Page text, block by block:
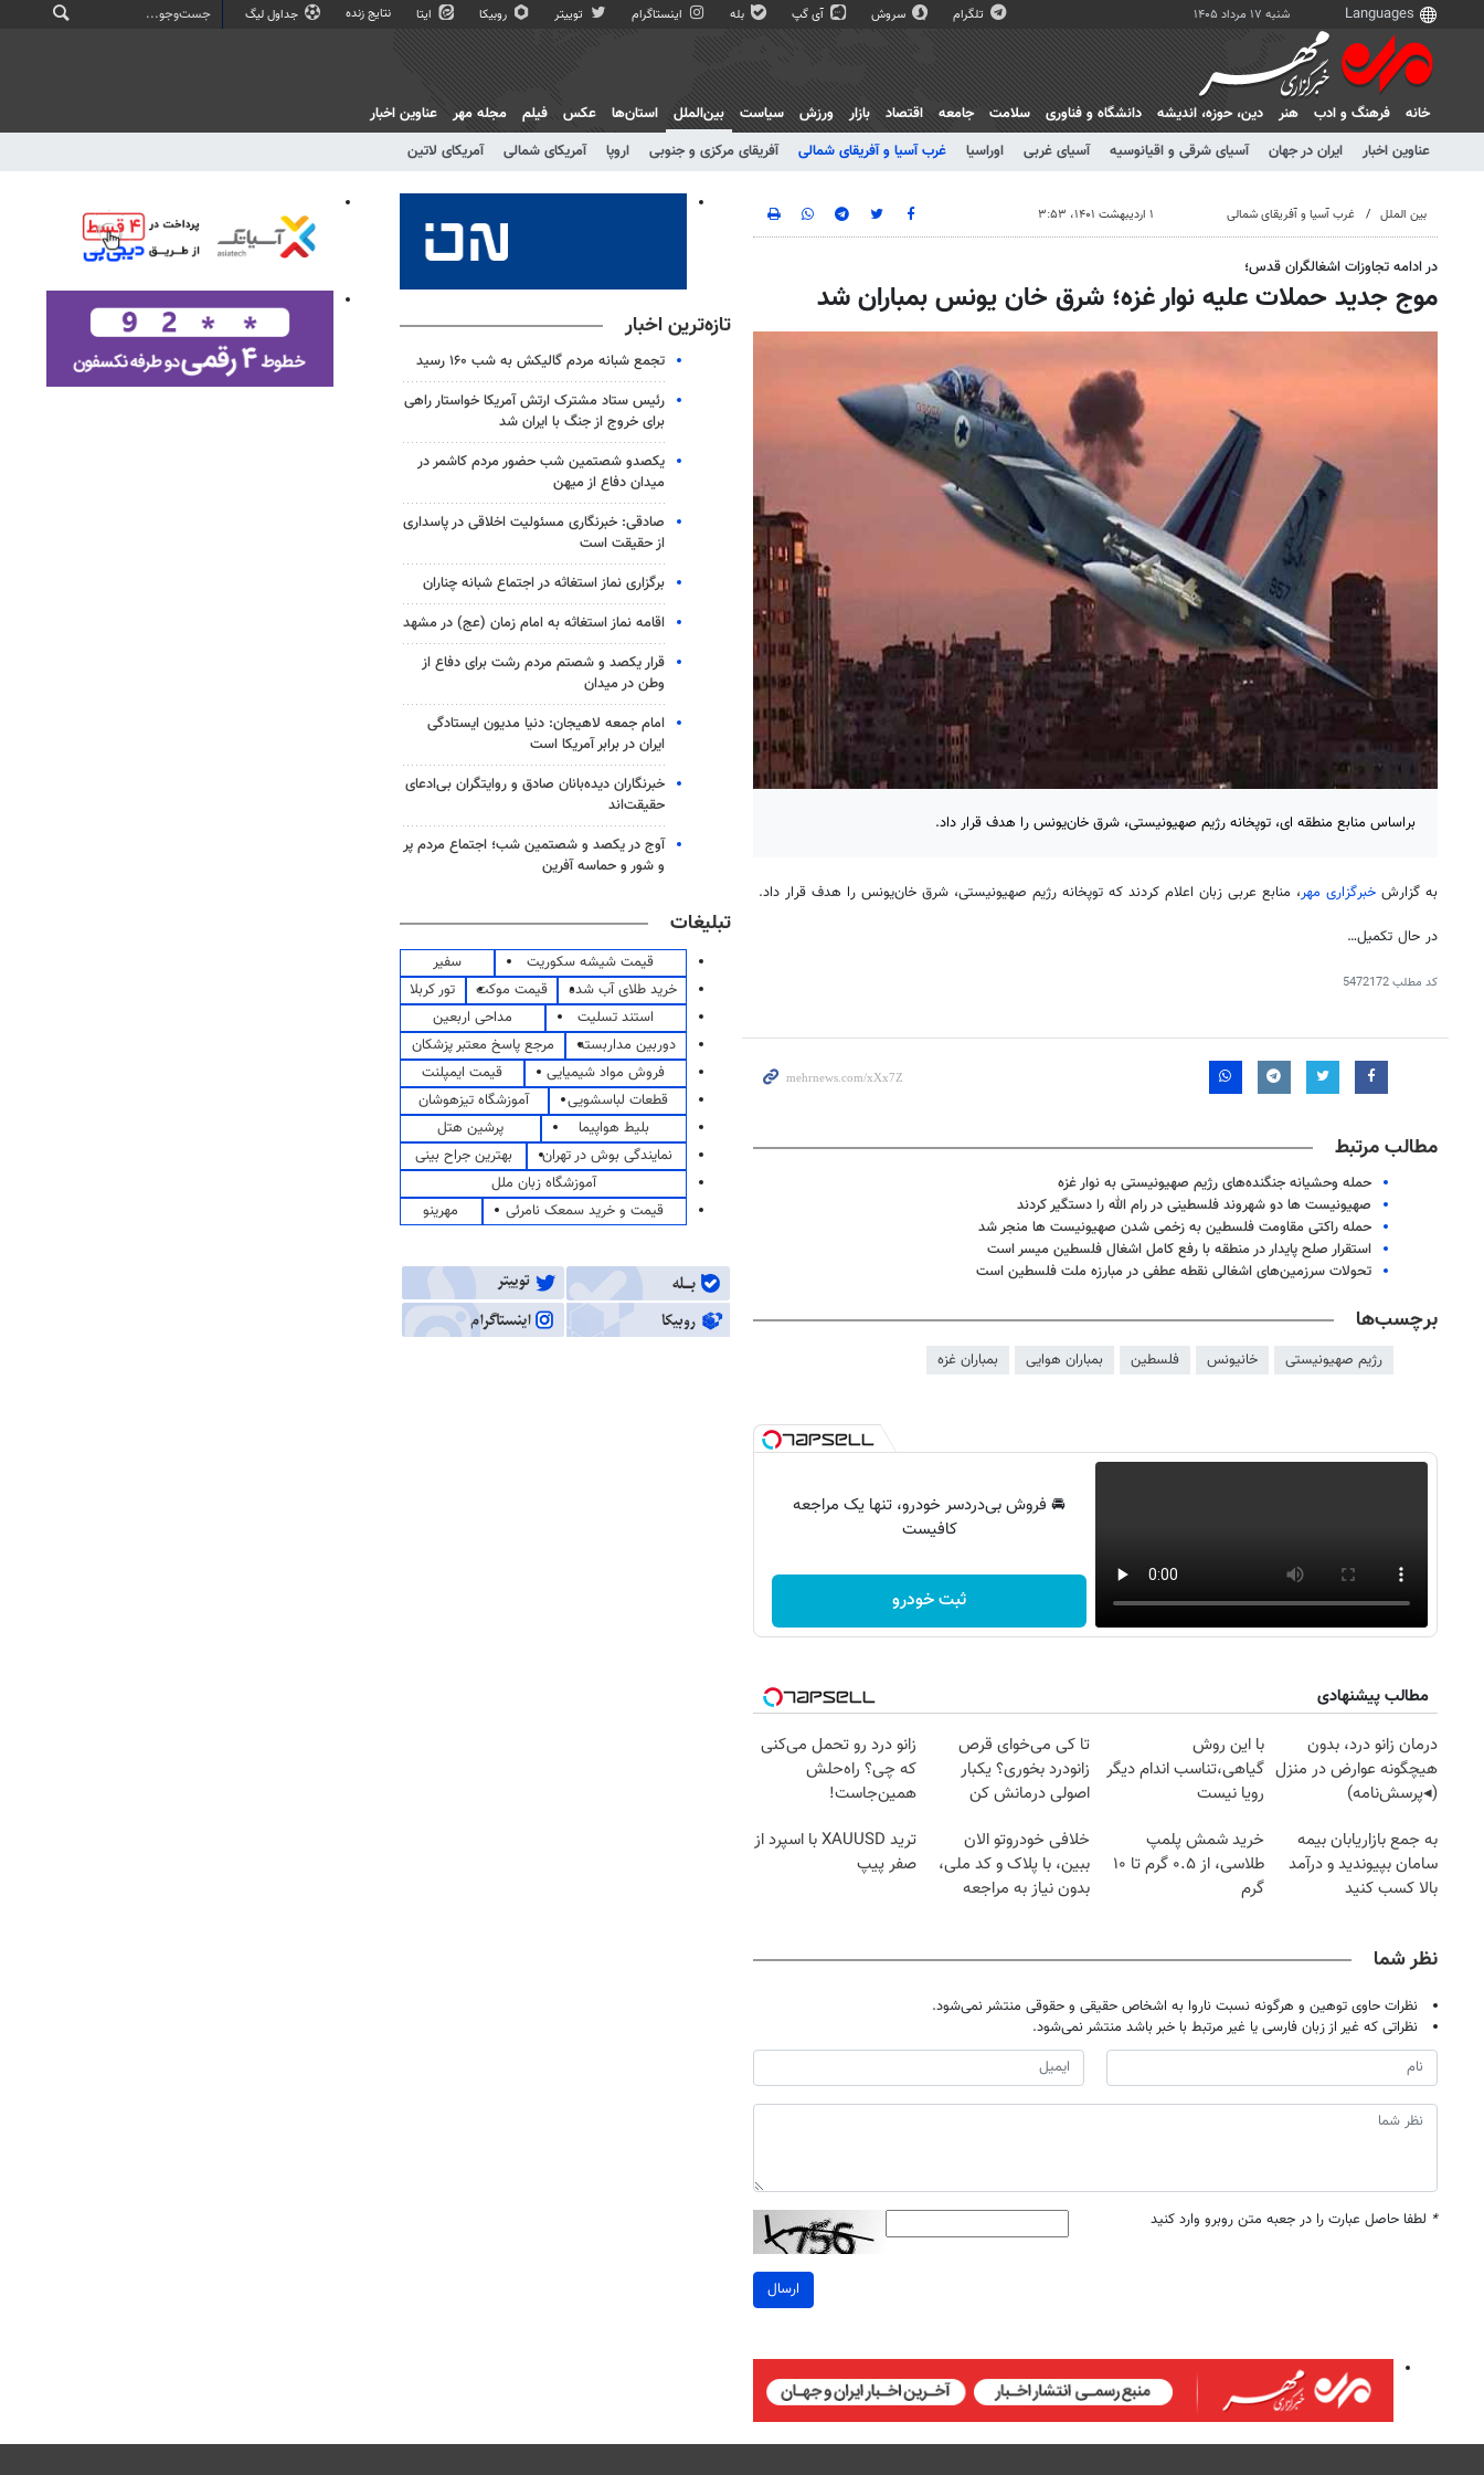
شنبه ۱۷ مرداد ۱۴۰۵ تلگرام سروش آی گپ بله اینستاگرام توییتر روبیکا ایتا نتایج زنده جداول لیگ
خانه فرهنگ و ادب هنر دين، حوزه، انديشه دانشگاه و فناوری سلامت جامعه اقتصاد بازار ورزش سیاست
بین‌الملل
عناوین اخبار
ایران در جهان آسیای شرقی و اقیانوسیه آسیای غربی اوراسیا غرب آسیا و آفریقای شمالی آفریقای مرکزی و جنوبی اروپا آمریکای شمالی آمریکای لاتین
استان‌ها عکس فیلم مجله مهر عناوین اخبار
بین الملل غرب آسیا و آفریقای شمالی ۱ اردیبهشت ۱۴۰۱، ۳:۵۳
در ادامه تجاوزات اشغالگران قدس؛
موج جدید حملات علیه نوار غزه؛ شرق خان یونس بمباران شد
براساس منابع منطقه ای، توپخانه رژیم صهیونیستی، شرق خان‌یونس را هدف قرار داد.
به گزارش خبرگزاری مهر، منابع عربی زبان اعلام کردند که توپخانه رژیم صهیونیستی، شرق خان‌یونس را هدف قرار داد.
در حال تکمیل…
کد مطلب5472172
مطالب مرتبط
حمله وحشیانه جنگنده‌های رژیم صهیونیستی به نوار غزه
صهیونیست ها دو شهروند فلسطینی در رام الله را دستگیر کردند
حمله راکتی مقاومت فلسطین به زخمی شدن صهیونیست ها منجر شد
استقرار صلح پایدار در منطقه با رفع کامل اشغال فلسطین میسر است
تحولات سرزمین‌های اشغالی نقطه عطفی در مبارزه ملت فلسطین است
برچسب‌ها
رژیم صهیونیستی خانیونس فلسطین بمباران هوایی بمباران غزه
🚘 فروش بی‌دردسر خودرو، تنها یک مراجعه
کافیست
ثبت خودرو
مطالب پیشنهادی
درمان زانو درد، بدون
هیچگونه عوارض در منزل
(◂پرسش‌نامه)
با این روش
گیاهی،تناسب اندام دیگر
رویا نیست
تا کی می‌خوای قرص
زانودرد بخوری؟ یکبار
اصولی درمانش کن
زانو درد رو تحمل می‌کنی
که چی؟ راه‌حلش
همین‌جاست!
به جمع بازاریابان بیمه
سامان بپیوندید و درآمد
بالا کسب کنید
خرید شمش پلمپ
طلاسی، از ۰.۵ گرم تا ۱۰
گرم
خلافی خودروتو الان
ببین، با پلاک و کد ملی،
بدون نیاز به مراجعه
ترید XAUUSD با اسپرد از
صفر پیپ
نظر شما
نظرات حاوی توهین و هرگونه نسبت ناروا به اشخاص حقیقی و حقوقی منتشر نمی‌شود.
نظراتی که غیر از زبان فارسی یا غیر مرتبط با خبر باشد منتشر نمی‌شود.
* لطفا حاصل عبارت را در جعبه متن روبرو وارد کنید
ارسال
تازه‌ترین اخبار
تجمع شبانه مردم گالیکش به شب ۱۶۰ رسید
رئیس ستاد مشترک ارتش آمریکا خواستار راهی
برای خروج از جنگ با ایران شد
یکصدو شصتمین شب حضور مردم کاشمر در
میدان دفاع از میهن
صادقی: خبرنگاری مسئولیت اخلاقی در پاسداری
از حقیقت است
برگزاری نماز استغاثه در اجتماع شبانه چناران
اقامه نماز استغاثه به امام زمان (عج) در مشهد
قرار یکصد و شصتم مردم رشت برای دفاع از
وطن در میدان
امام جمعه لاهیجان: دنیا مدیون ایستادگی
ایران در برابر آمریکا است
خبرنگاران دیده‌بانان صادق و روایتگران بی‌ادعای
حقیقت‌اند
آوج در یکصد و شصتمین شب؛ اجتماع مردم پر
و شور و حماسه آفرین
تبلیغات
قیمت شیشه سکوریت
سفیر
خرید طلای آب شده
قیمت موکت
تور کربلا
استند تسلیت
مداحی اربعین
دوربین مداربسته
مرجع پاسخ معتبر پزشکان
فروش مواد شیمیایی
قیمت ایمپلنت
قطعات لباسشویی
آموزشگاه تیزهوشان
بلیط هواپیما
پرشین هتل
نمایندگی بوش در تهران
بهترین جراح بینی
آموزشگاه زبان ملل
قیمت و خرید سمعک نامرئی
مهرینو